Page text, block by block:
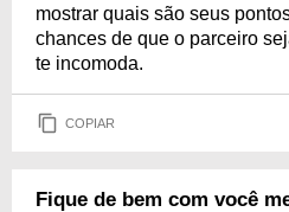
mostrar quais são seus
chances de que o parceiro
te incomoda.
COPIAR
Fique de bem com você